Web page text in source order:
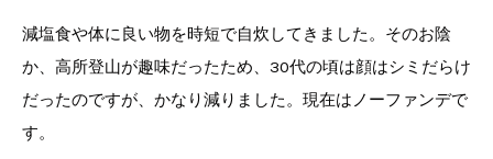
減塩食や体に良い物を時短で自炊してきました。そのお陰
か、高所登山が趣味だったため、30代の頃は顔はシミだらけ
だったのですが、かなり減りました。現在はノーファンデで
す。